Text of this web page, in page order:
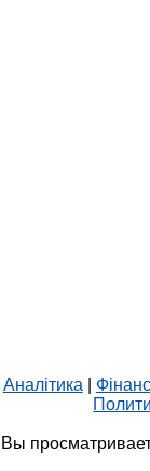
Аналітика
Вы